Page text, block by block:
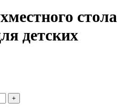
стола
детских